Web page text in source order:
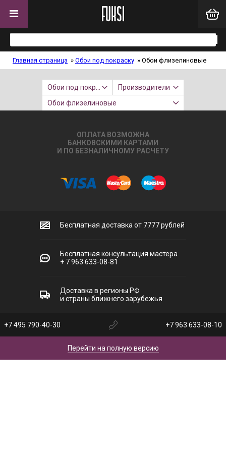
Главная страница » Обои под покраску » Обои флизелиновые
Производители
Обои флизелиновые
ОПЛАТА ВОЗМОЖНА
БАНКОВСКИМИ КАРТАМИ
И ПО БЕЗНАЛИЧНОМУ РАСЧЕТУ
Бесплатная доставка от 7777 рублей
Бесплатная консультация мастера
+ 7 963 633-08-81
Доставка в регионы РФ
и страны ближнего зарубежья
+7 495 790-40-30 +7 963 633-08-10
Перейти на полную версию